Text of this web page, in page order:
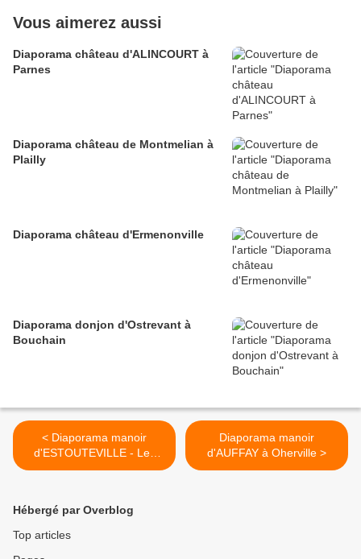
Vous aimerez aussi
Diaporama château d'ALINCOURT à
Parnes
Diaporama château de Montmelian à
Plailly
Diaporama château d'Ermenonville
Diaporama donjon d'Ostrevant à
Bouchain
< Diaporama manoir
d'ESTOUTEVILLE - Les
Loges
Diaporama manoir
d'AUFFAY à Oherville >
Hébergé par Overblog
Top articles